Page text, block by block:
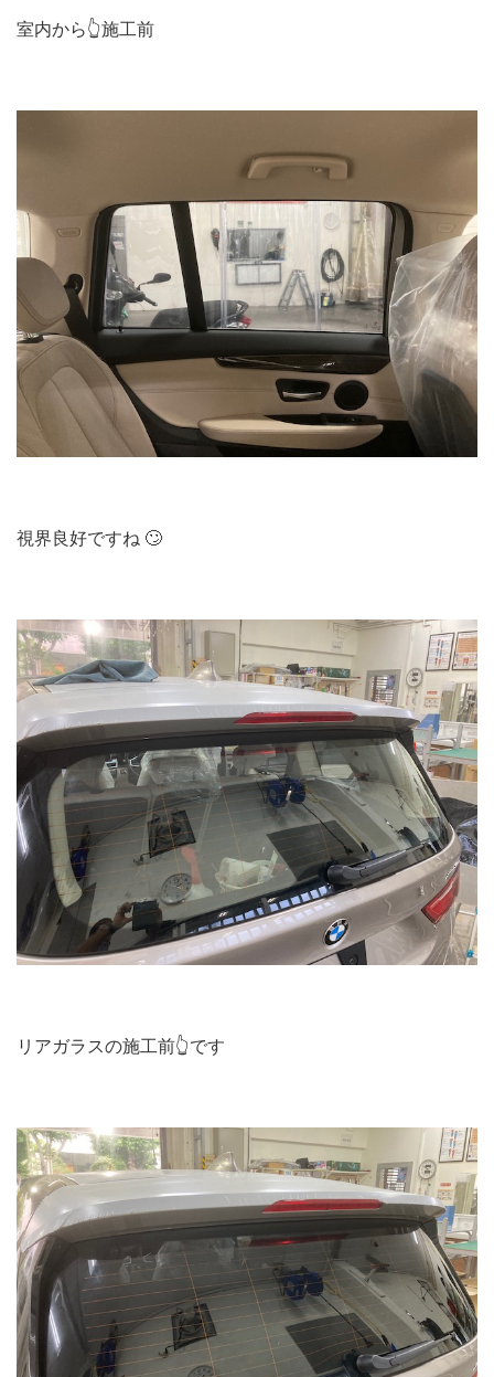
室内から👆施工前
視界良好ですね 🙄
リアガラスの施工前👆です